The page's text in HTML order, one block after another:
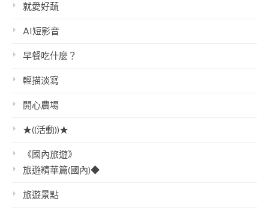
就愛好蔬
AI短影音
早餐吃什麼？
輕描淡寫
開心農場
★((活動))★
《國內旅遊》
旅遊精華篇(國內)◆
旅遊景點